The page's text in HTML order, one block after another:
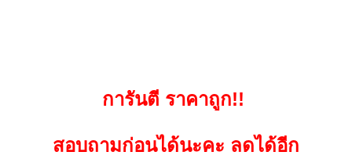
การันตี ราคาถูก!!
สอบถามก่อนได้นะคะ ลดได้อีก